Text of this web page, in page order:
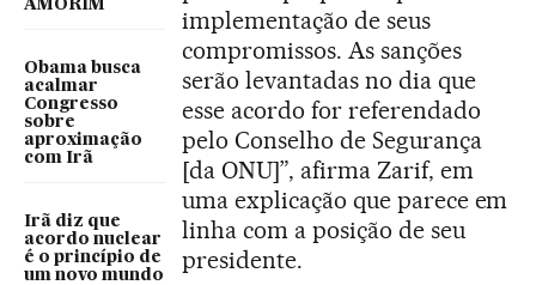
AMORIM
Obama busca
acalmar
Congresso
sobre
aproximação
com Irã
Irã diz que
acordo nuclear
é o princípio de
um novo mundo
implementação de seus
compromissos. As sanções
serão levantadas no dia que
esse acordo for referendado
pelo Conselho de Segurança
[da ONU]”, afirma Zarif, em
uma explicação que parece em
linha com a posição de seu
presidente.